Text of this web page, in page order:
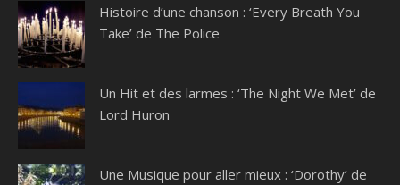
Histoire d’une chanson : ‘Every Breath You
Take’ de The Police
Un Hit et des larmes : ‘The Night We Met’ de
Lord Huron
Une Musique pour aller mieux : ‘Dorothy’ de